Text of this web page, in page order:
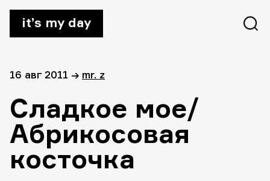
it’s my day
16 авг 2011 → mr. z
Сладкое мое/
Абрикосовая
косточка